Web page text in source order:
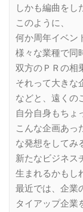
しかも編曲をし
このように、
何か周年イベン
様々な業種で同
双方のＰＲの相
それって大きな
などと、遠くの
自分自身もちょ
こんな企画あっ
な発想をしてみ
新たなビジネス
生まれるかもし
最近では、企業
タイアップ企業